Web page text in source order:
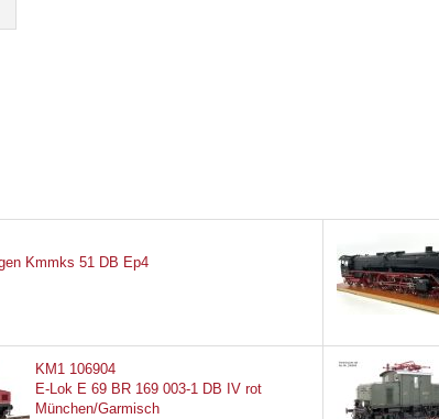
Kmmks 51 DB Ep4
KM1 106904
E-Lok E 69 BR 169 003-1 DB IV rot
München/Garmisch